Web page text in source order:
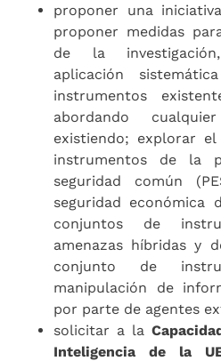
proponer una
proponer medidas
de la
aplicación
instrumentos
abordando
existiendo; explorar
instrumentos de la
seguridad común
seguridad económica
conjuntos de
amenazas híbridas y
conjunto de
manipulación de
por parte de agentes
solicitar a la
Inteligencia de la